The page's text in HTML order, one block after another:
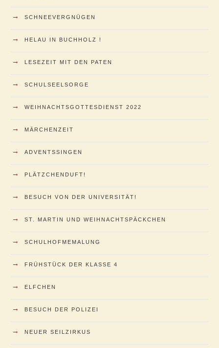
→ SCHNEEVERGNÜGEN
→ HELAU IN BUCHHOLZ !
→ LESEZEIT MIT DEN PATEN
→ SCHULSEELSORGE
→ WEIHNACHTSGOTTESDIENST 2022
→ MÄRCHENZEIT
→ ADVENTSSINGEN
→ PLÄTZCHENDUFT!
→ BESUCH VON DER UNIVERSITÄT!
→ ST. MARTIN UND WEIHNACHTSPÄCKCHEN
→ SCHULHOFMEMALUNG
→ FRÜHSTÜCK DER KLASSE 4
→ ELFCHEN
→ BESUCH DER POLIZEI
→ NEUER SEILZIRKUS